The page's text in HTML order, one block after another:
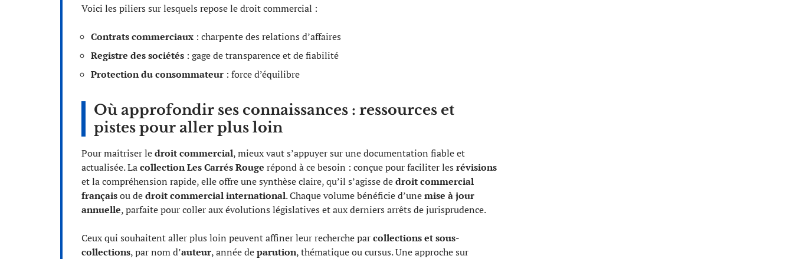
Voici les piliers sur lesquels repose le droit commercial :
Contrats commerciaux : charpente des relations d’affaires
Registre des sociétés : gage de transparence et de fiabilité
Protection du consommateur : force d’équilibre
Où approfondir ses connaissances : ressources et
pistes pour aller plus loin
Pour maîtriser ledroit commercial, mieux vaut s’appuyer sur une documentation fiable et
actualisée. Lacollection Les Carrés Rouge répond à ce besoin : conçue pour faciliter les révisions
et la compréhension rapide, elle offre une synthèse claire, qu’il s’agisse dedroit commercial
françaisou dedroit commercial international. Chaque volume bénéficie d’unemise à jour
annuelle, parfaite pour coller aux évolutions législatives et aux derniers arrêts de jurisprudence.
Ceux qui souhaitent aller plus loin peuvent affiner leur recherche parcollections et sous-
collections, par nom d’auteur, année deparution, thématique ou cursus. Une approche sur